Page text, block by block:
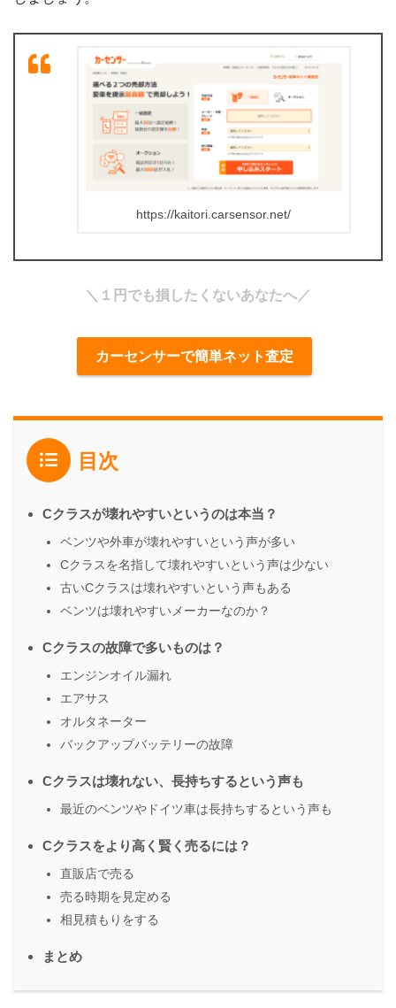
https://kaitori.carsensor.net/
＼１円でも損したくないあなたへ／
カーセンサーで簡単ネット査定
目次
Cクラスが壊れやすいというのは本当？
ベンツや外車が壊れやすいという声が多い
Cクラスを名指して壊れやすいという声は少ない
古いCクラスは壊れやすいという声もある
ベンツは壊れやすいメーカーなのか？
Cクラスの故障で多いものは？
エンジンオイル漏れ
エアサス
オルタネーター
バックアップバッテリーの故障
Cクラスは壊れない、長持ちするという声も
最近のベンツやドイツ車は長持ちするという声も
Cクラスをより高く賢く売るには？
直販店で売る
売る時期を見定める
相見積もりをする
まとめ